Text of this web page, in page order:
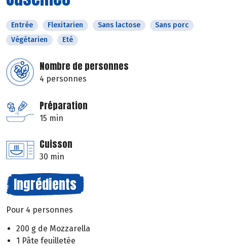
Entrée Flexitarien Sans lactose
Sans porc
Végétarien
Eté
Nombre de personnes
4 personnes
Préparation
15 min
Cuisson
30 min
Ingrédients
Pour 4 personnes
200 g de Mozzarella
1 Pâte feuilletée